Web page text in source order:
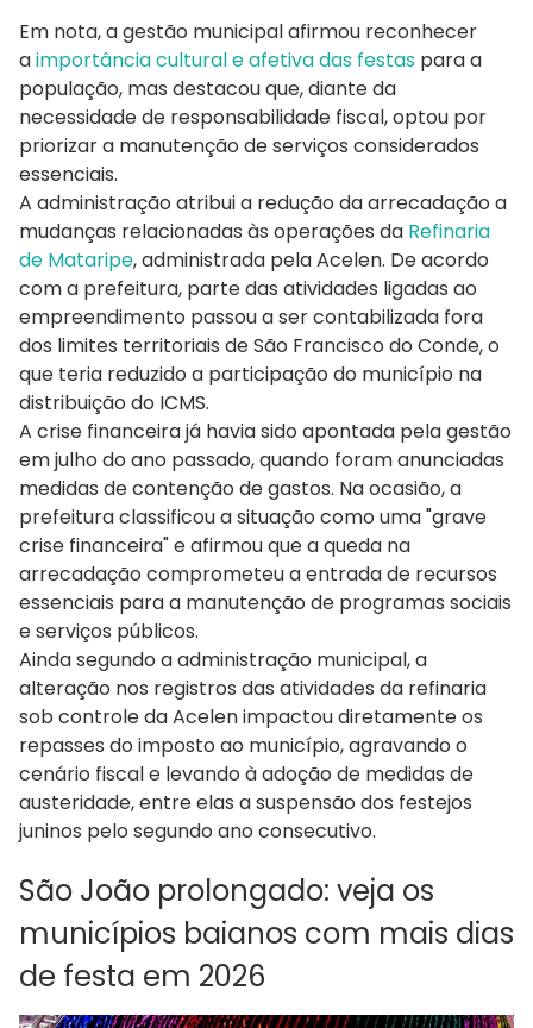
Em nota, a gestão municipal afirmou reconhecer
aimportância cultural e afetiva das festas para a
população, mas destacou que, diante da
necessidade de responsabilidade fiscal, optou por
priorizar a manutenção de serviços considerados
essenciais.
A administração atribui a redução da arrecadação a
mudanças relacionadas às operações da Refinaria
de Mataripe, administrada pela Acelen. De acordo
com a prefeitura, parte das atividades ligadas ao
empreendimento passou a ser contabilizada fora
dos limites territoriais de São Francisco do Conde, o
que teria reduzido a participação do município na
distribuição do ICMS.
A crise financeira já havia sido apontada pela gestão
em julho do ano passado, quando foram anunciadas
medidas de contenção de gastos. Na ocasião, a
prefeitura classificou a situação como uma "grave
crise financeira" e afirmou que a queda na
arrecadação comprometeu a entrada de recursos
essenciais para a manutenção de programas sociais
e serviços públicos.
Ainda segundo a administração municipal, a
alteração nos registros das atividades da refinaria
sob controle da Acelen impactou diretamente os
repasses do imposto ao município, agravando o
cenário fiscal e levando à adoção de medidas de
austeridade, entre elas a suspensão dos festejos
juninos pelo segundo ano consecutivo.
São João prolongado: veja os
municípios baianos com mais dias
de festa em 2026